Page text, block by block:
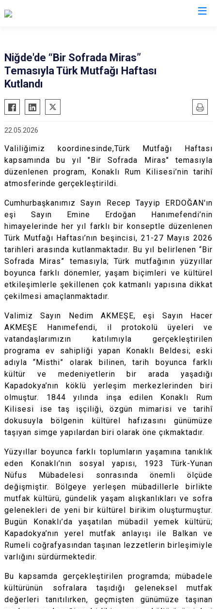
Niğde'de “Bir Sofrada Miras”
Temasıyla Türk Mutfağı Haftası
Kutlandı
22.05.2026
Valiliğimiz koordinesinde,Türk Mutfağı Haftası
kapsamında bu yıl "Bir Sofrada Miras" temasıyla
düzenlenen program, Konaklı Rum Kilisesi’nin tarihî
atmosferinde gerçekleştirildi.
Cumhurbaşkanımız Sayın Recep Tayyip ERDOĞAN'ın
eşi Sayın Emine Erdoğan Hanımefendi’nin
himayelerinde her yıl farklı bir konseptle düzenlenen
Türk Mutfağı Haftası’nın beşincisi, 21-27 Mayıs 2026
tarihleri arasında kutlanmaktadır. Bu yıl belirlenen “Bir
Sofrada Miras” temasıyla; Türk mutfağının yüzyıllar
boyunca farklı dönemler, yaşam biçimleri ve kültürel
etkileşimlerle şekillenen çok katmanlı yapısına dikkat
çekilmesi amaçlanmaktadır.
Valimiz Sayın Nedim AKMEŞE, eşi Sayın Hacer
AKMEŞE Hanımefendi, il protokolü üyeleri ve
vatandaşlarımızın katılımıyla gerçekleştirilen
programa ev sahipliği yapan Konaklı Beldesi; eski
adıyla “Misthi” olarak bilinen, tarih boyunca farklı
kültür ve medeniyetlerin bir arada yaşadığı
Kapadokya’nın köklü yerleşim merkezlerinden biri
olmuştur. 1844 yılında inşa edilen Konaklı Rum
Kilisesi ise taş işçiliği, özgün mimarisi ve tarihî
dokusuyla bölgenin kültürel hafızasını günümüze
taşıyan simge yapılardan biri olarak öne çıkmaktadır.
Yüzyıllar boyunca farklı toplumların yaşamına tanıklık
eden Konaklı’nın sosyal yapısı, 1923 Türk-Yunan
Nüfus Mübadelesi sonrasında önemli ölçüde
değişmiştir. Bölgeye yerleşen mübadillerle birlikte
mutfak kültürü, gündelik yaşam alışkanlıkları ve sofra
gelenekleri de yeni bir kültürel birikim oluşturmuştur.
Bugün Konaklı’da yaşatılan mübadil yemek kültürü;
Kapadokya’nın yerel mutfak anlayışı ile Balkan ve
Rumeli coğrafyasından taşınan lezzetlerin birleşimiyle
varlığını sürdürmektedir.
Bu kapsamda gerçekleştirilen programda; mübadele
kültürünün sofralara taşıdığı geleneksel mutfak
değerleri tanıtılırken, geçmişten günümüze taşınan